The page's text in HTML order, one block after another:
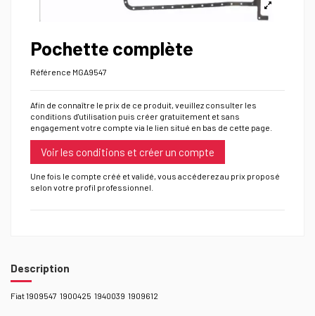
Pochette complète
Référence MGA9547
Afin de connaître le prix de ce produit, veuillez consulter les
conditions d'utilisation puis créer gratuitement et sans
engagement votre compte via le lien situé en bas de cette page.
Voir les conditions et créer un compte
Une fois le compte créé et validé, vous accéderez au prix proposé
selon votre profil professionnel.
Description
Fiat 1909547 1900425 1940039 1909612